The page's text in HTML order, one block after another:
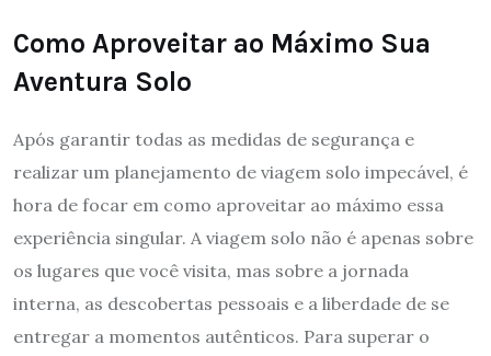
Como Aproveitar ao Máximo Sua
Aventura Solo
Após garantir todas as medidas de segurança e
realizar um planejamento de viagem solo impecável, é
hora de focar em como aproveitar ao máximo essa
experiência singular. A viagem solo não é apenas sobre
os lugares que você visita, mas sobre a jornada
interna, as descobertas pessoais e a liberdade de se
entregar a momentos autênticos. Para superar o